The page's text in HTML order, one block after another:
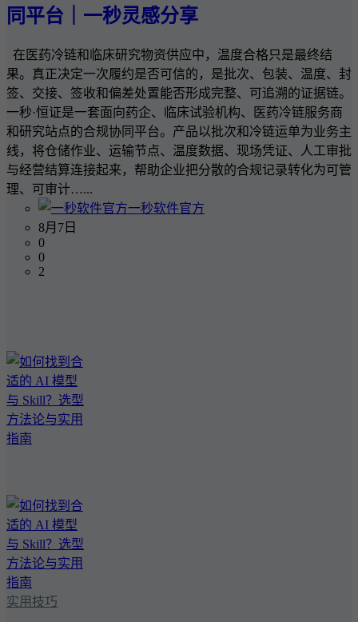
同平台｜一秒灵感分享
在医药冷链和临床研究物资供应中，温度合格只是最终结
果。真正决定一次履约是否可信的，是批次、包装、温度、封
签、交接、签收和偏差处置能否形成完整、可追溯的证据链。
一秒·恒证是一套面向药企、临床试验机构、医药冷链服务商
和研究站点的合规协同平台。产品以批次和冷链运单为业务主
线，将仓储作业、运输节点、温度数据、现场凭证、人工审批
与经营结算连接起来，帮助企业把分散的合规记录转化为可管
理、可审计…...
一秒软件官方
8月7日
0
0
2
实用技巧